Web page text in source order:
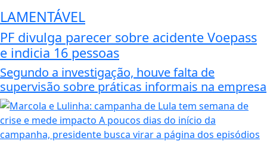
LAMENTÁVEL
PF divulga parecer sobre acidente Voepass
e indicia 16 pessoas
Segundo a investigação, houve falta de
supervisão sobre práticas informais na empresa